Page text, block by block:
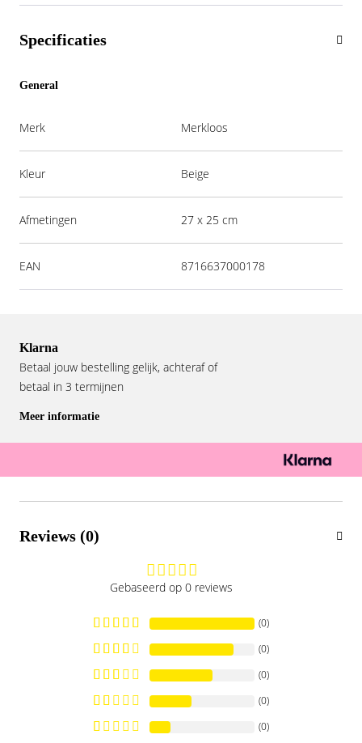
Specificaties
General
Merk Merkloos
Kleur Beige
Afmetingen 27 x 25 cm
EAN 8716637000178
Klarna
Betaal jouw bestelling gelijk, achteraf of
betaal in 3 termijnen
Meer informatie
Reviews (0)
Gebaseerd op 0 reviews
(0)
(0)
(0)
(0)
(0)